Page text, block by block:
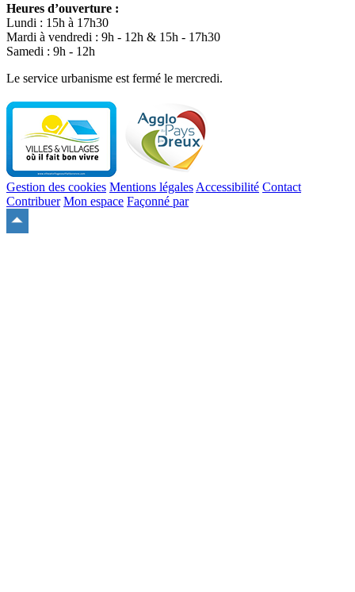
Heures d’ouverture :
Lundi : 15h à 17h30
Mardi à vendredi : 9h - 12h & 15h - 17h30
Samedi : 9h - 12h
Le service urbanisme est fermé le mercredi.
Gestion des cookies Mentions légales Accessibilité Contact
Contribuer Mon espace Façonné par